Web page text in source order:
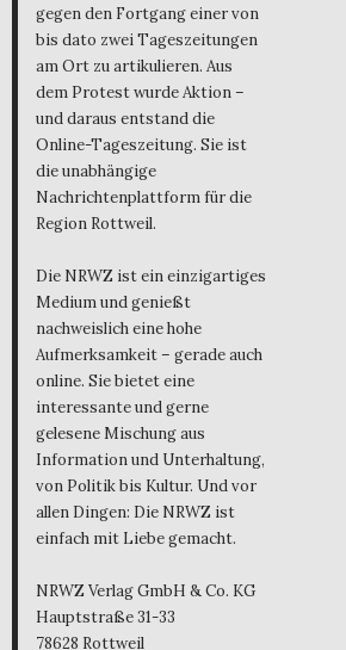
gegen den Fortgang einer von
bis dato zwei Tageszeitungen
am Ort zu artikulieren. Aus
dem Protest wurde Aktion –
und daraus entstand die
Online-Tageszeitung. Sie ist
die unabhängige
Nachrichtenplattform für die
Region Rottweil.
Die NRWZ ist ein einzigartiges
Medium und genießt
nachweislich eine hohe
Aufmerksamkeit – gerade auch
online. Sie bietet eine
interessante und gerne
gelesene Mischung aus
Information und Unterhaltung,
von Politik bis Kultur. Und vor
allen Dingen: Die NRWZ ist
einfach mit Liebe gemacht.
NRWZ Verlag GmbH & Co. KG
Hauptstraße 31-33
78628 Rottweil